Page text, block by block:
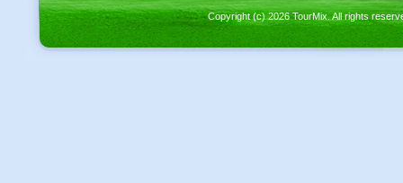
Copyright (c) 2026 TourMix. All rights